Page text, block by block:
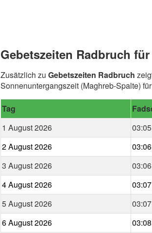
Gebetszeiten Radbruch
Zusätzlich zu Gebetszeiten Radbruch
Sonnenuntergangszeit (Maghreb-Spalte)
Tag
1 August 2026
03:05
2 August 2026
03:06
3 August 2026
03:06
4 August 2026
03:07
5 August 2026
03:07
6 August 2026
03:08